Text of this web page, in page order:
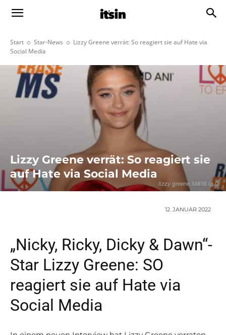
Start Star-News
Lizzy Greene verrät: So reagiert sie auf Hate via
Social Media
lizzy greene 14816 lg 0
Lizzy Greene verrät: So reagiert sie
auf Hate via Social Media
12. JANUAR 2022
„Nicky, Ricky, Dicky & Dawn“-
Star Lizzy Greene: SO
reagiert sie auf Hate via
Social Media